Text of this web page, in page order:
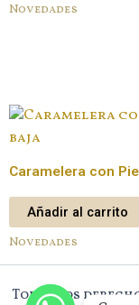
Novedades
Caramelera con
Añadir al carrito
Novedades
Todos los